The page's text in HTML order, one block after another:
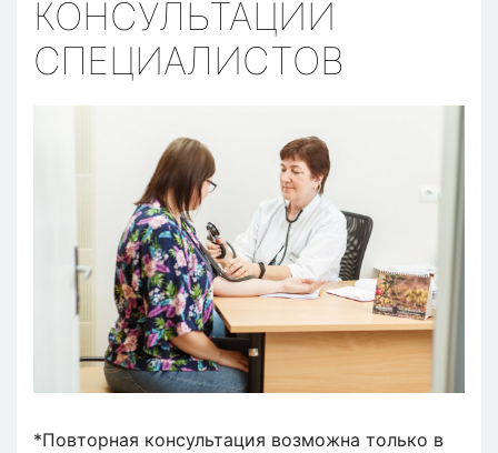
КОНСУЛЬТАЦИИ
СПЕЦИАЛИСТОВ
*Повторная консультация возможна только в